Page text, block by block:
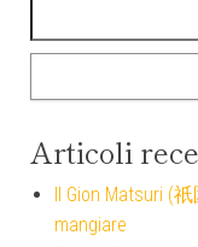
Articoli
Il Gion Matsuri (
mangiare